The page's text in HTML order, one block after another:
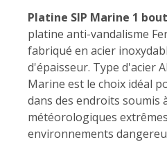
Platine SIP Marine 1
platine anti-vandalisme
fabriqué en acier
d'épaisseur. Type d'acier
Marine est le choix idéal
dans des endroits soumis
météorologiques
environnements